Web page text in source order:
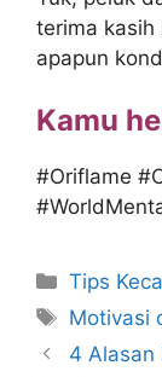
terima kasih
apapun
Kamu
#Oriflame
Tips
Tags
Motivasi
4 Alasan